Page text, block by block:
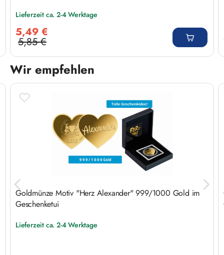
Lieferzeit ca. 2-4 Werktage
5,49 €
Regulärer Preis:
5,85 €
Wir empfehlen
Produktgalerie überspringen
Goldmünze Motiv "Herz Alexander" 999/1000 Gold im
Geschenketui
Lieferzeit ca. 2-4 Werktage